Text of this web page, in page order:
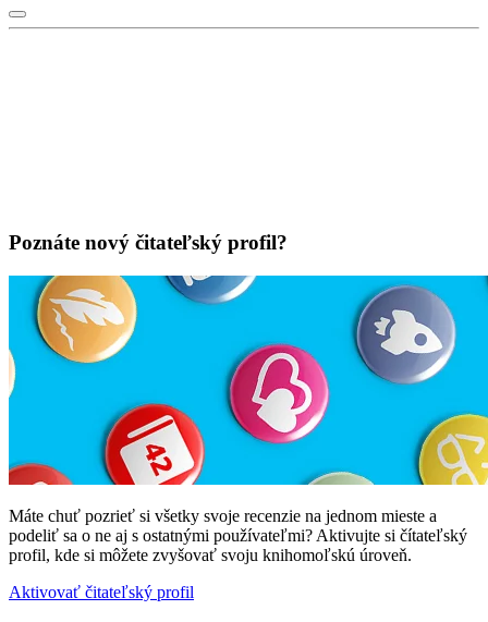
Poznáte nový čitateľský profil?
Máte chuť pozrieť si všetky svoje recenzie na jednom mieste a
podeliť sa o ne aj s ostatnými používateľmi? Aktivujte si čítateľský
profil, kde si môžete zvyšovať svoju knihomoľskú úroveň.
Aktivovať čitateľský profil